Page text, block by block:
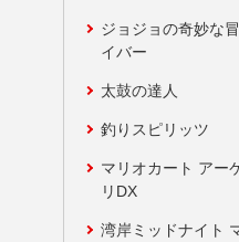
ジョジョの奇妙な
イバー
太鼓の達人
釣りスピリッツ
マリオカート アー
リDX
湾岸ミッドナイト